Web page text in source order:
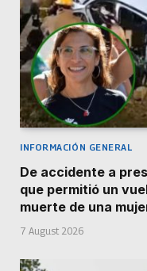
INFORMACIÓN GENERAL
De accidente a
que permitió un
muerte de una
7 August 2026